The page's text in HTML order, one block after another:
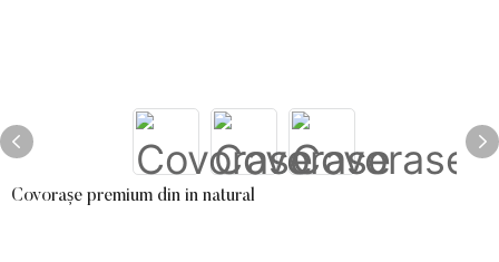
Covorașe premium din in natural